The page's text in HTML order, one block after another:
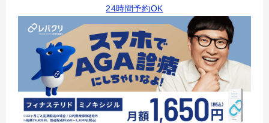
24時間予約OK